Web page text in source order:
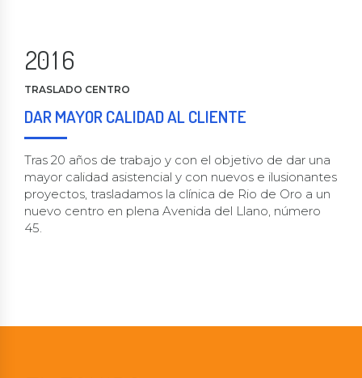
2
3
4
5
6
7
8
9
01
2
3
4
5
6
7
6
7
8
9
0
TRASLADO CENTRO
DAR MAYOR CALIDAD AL CLIENTE
Tras 20 años de trabajo y con el objetivo de dar una
mayor calidad asistencial y con nuevos e ilusionantes
proyectos, trasladamos la clínica de Rio de Oro a un
nuevo centro en plena Avenida del Llano, número
45.